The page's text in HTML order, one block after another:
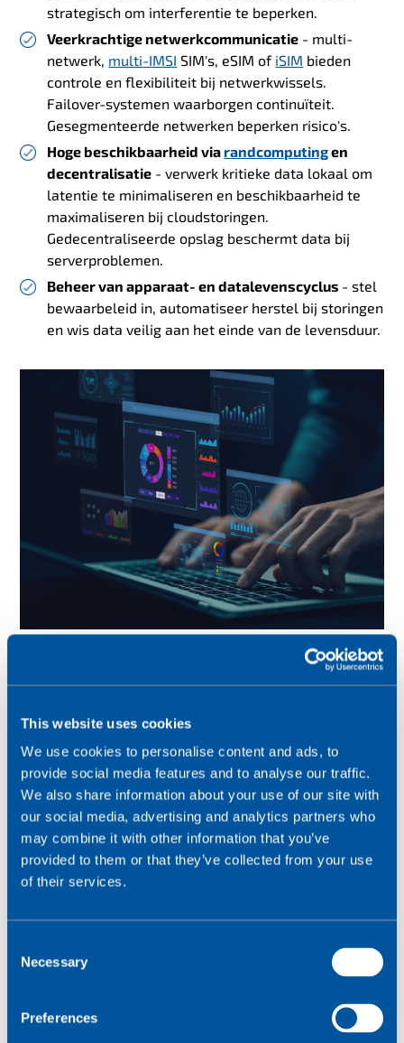
This website uses cookies
We use cookies to personalise content and ads, to
provide social media features and to analyse our traffic.
We also share information about your use of our site with
our social media, advertising and analytics partners who
may combine it with other information that you’ve
provided to them or that they’ve collected from your use
of their services.
Necessary
Preferences
strategisch om interferentie te beperken.
Veerkrachtige netwerkcommunicatie - multi-
netwerk, multi-IMSI SIM's, eSIM of iSIM bieden
controle en flexibiliteit bij netwerkwissels.
Failover-systemen waarborgen continuïteit.
Gesegmenteerde netwerken beperken risico's.
Hoge beschikbaarheid via randcomputingen
decentralisatie - verwerk kritieke data lokaal om
latentie te minimaliseren en beschikbaarheid te
maximaliseren bij cloudstoringen.
Gedecentraliseerde opslag beschermt data bij
serverproblemen.
Beheer van apparaat- en datalevenscyclus - stel
bewaarbeleid in, automatiseer herstel bij storingen
en wis data veilig aan het einde van de levensduur.
Back-up en testen
Hoe veerkrachtig u ontwerpt, bepaalt de robuustheid
van uw oplossing. Neem het volgende op:
Fail-safe- en redundantiemechanismen- vermijd
single points of failure. Gebruik dubbele voedingen,
extra communicatiepaden en zorg dat het
apparaat blijft functioneren bij componentuitval.
Testen en kwaliteitsborging -
Stresstest onder zware belasting of
netwerkstoringen en vraag certificering aan bij
erkende beveiligingsinstanties.